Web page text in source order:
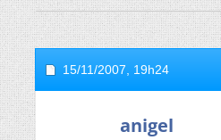
15/11/2007, 19h24
anigel